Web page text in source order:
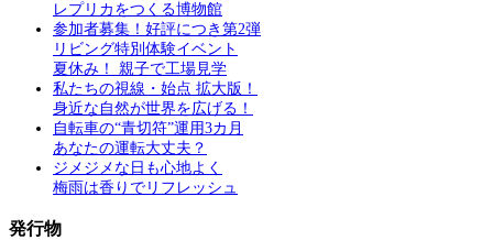
レプリカをつくる博物館
参加者募集！好評につき第2弾
リビング特別体験イベント
夏休み！ 親子で工場見学
私たちの視線・始点 拡大版！
身近な自然が世界を広げる！
自転車の“青切符”運用3カ月
あなたの運転大丈夫？
ジメジメな日も心地よく
梅雨は香りでリフレッシュ
発行物